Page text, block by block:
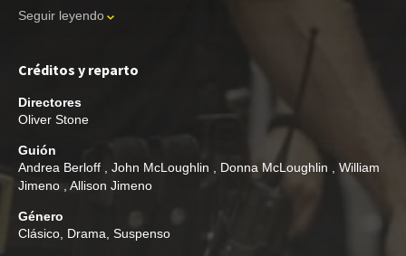
Seguir leyendo
Créditos y reparto
Directores
Oliver Stone
Guión
Andrea Berloff
John McLoughlin Donna McLoughlin
William
Jimeno
Allison Jimeno
Género
Clásico Drama Suspenso